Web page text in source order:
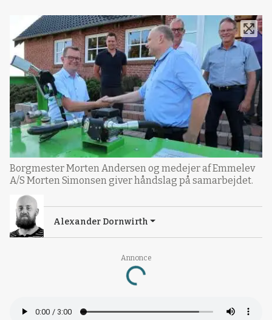
Annonce
Loading...
Borgmester Morten Andersen og medejer af Emmelev
A/S Morten Simonsen giver håndslag på samarbejdet.
Alexander Dornwirth